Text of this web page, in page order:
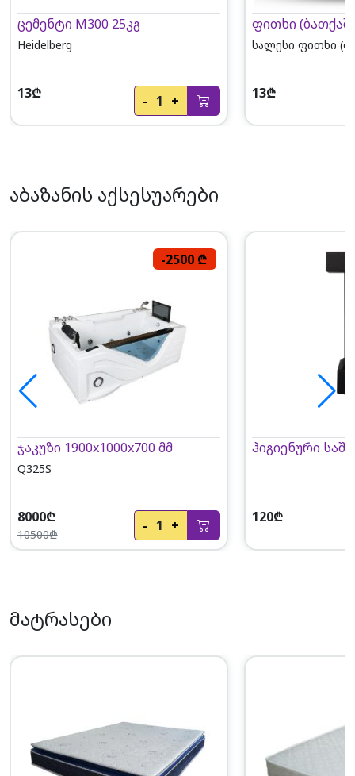
ცემენტი M300 25კგ
Heidelberg
13₾ - 1 +
ფითხი
სალესი ფითხი
13₾
აბაზანის აქსესუარები
-2500 ₾
ჯაკუზი 1900x1000x700 მმ
Q325S
8000₾
10500₾
- 1 +
ჰიგიენური
120₾
მატრასები